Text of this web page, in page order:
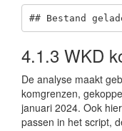
## Bestand
4.1.3 WKD
De analyse maakt
komgrenzen,
januari 2024. Ook
passen in het script,